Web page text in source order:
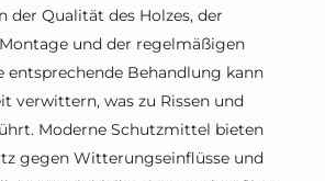
der Qualität des Holzes, der
und der regelmäßigen
entsprechende Behandlung kann
verwittern, was zu Rissen und
Moderne Schutzmittel bieten
gegen Witterungseinflüsse und